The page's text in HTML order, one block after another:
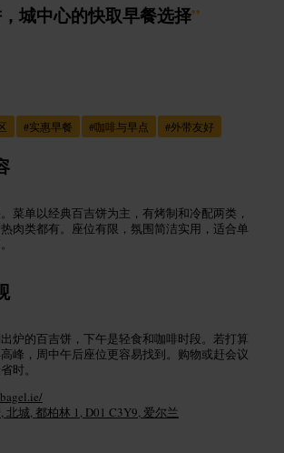
城中心的快取早餐选择”
#实惠早餐 #咖啡与早点 #外带友好
菜单以经典百吉饼为主，有烤制和冷配两类，
肉类都有。座位有限，氛围简洁实用，适合单
炉的百吉饼，下午是轻食和咖啡时段。若打算
峰，周中午后座位更容易找到。购物或赶会议
时。
北城, 都柏林 1, D01 C3Y9, 爱尔兰